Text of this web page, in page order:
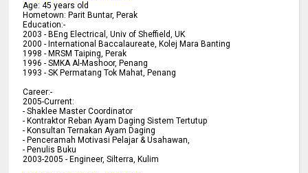
Age: 45 years old
Hometown: Parit Buntar, Perak
Education:-
2003 - BEng Electrical, Univ of Sheffield, UK
2000 - International Baccalaureate, Kolej Mara Banting
1998 - MRSM Taiping, Perak
1996 - SMKA Al-Mashoor, Penang
1993 - SK Permatang Tok Mahat, Penang
Career:-
2005-Current:
- Shaklee Master Coordinator
- Kontraktor Reban Ayam Daging Sistem Tertutup
- Konsultan Ternakan Ayam Daging
- Penceramah Motivasi Pelajar & Usahawan,
- Penulis Buku
2003-2005 - Engineer, Silterra, Kulim